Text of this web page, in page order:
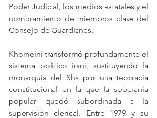
Poder Judicial, los medios estatales y el
nombramiento de miembros clave del
Consejo de Guardianes.
Khomeini transformó profundamente el
sistema político iraní, sustituyendo la
monarquía del Sha por una teocracia
constitucional en la que la soberanía
popular quedó subordinada a la
supervisión clerical. Entre 1979 y su